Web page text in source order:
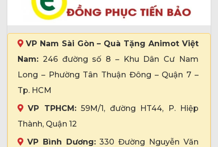
VP Nam Sài Gòn – Quà Tặng Animot Việt
Nam: 246 đường số 8 – Khu Dân Cư Nam
Long – Phường Tân Thuận Đông – Quận 7 –
Tp. HCM
VP TPHCM:59M/1, đường HT44, P. Hiệp
Thành, Quận 12
VP Bình Dương:330 Đường Nguyễn Văn